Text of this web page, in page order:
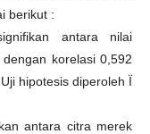
berikut :
antara nilai
korelasi 0,592
hipotesis diperoleh Ï
antara citra merek